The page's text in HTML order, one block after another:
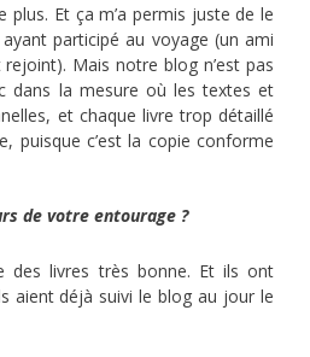
Et ça m’a permis juste de le
participé au voyage (un ami
Mais notre blog n’est pas
dans la mesure où les textes et
et chaque livre trop détaillé
puisque c’est la copie conforme
de votre entourage ?
des livres très bonne. Et ils ont
aient déjà suivi le blog au jour le